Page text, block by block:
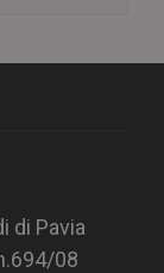
di Pavia
08